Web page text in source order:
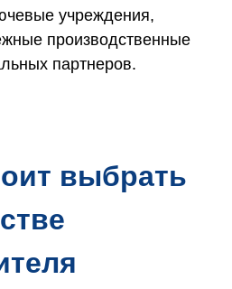
учреждения,
производственные
партнеров.
выбрать